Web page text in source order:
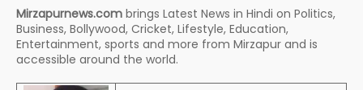
Mirzapurnews.com brings Latest News in Hindi on Politics,
Business, Bollywood, Cricket, Lifestyle, Education,
Entertainment, sports and more from Mirzapur and is
accessible around the world.